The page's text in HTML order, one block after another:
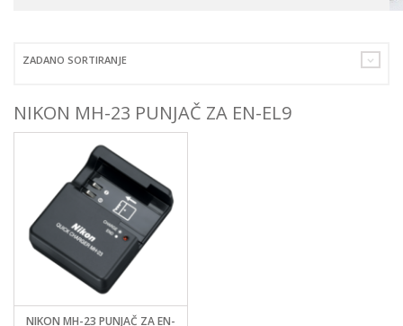
ZADANO SORTIRANJE
NIKON MH-23 PUNJAČ ZA EN-EL9
NIKON MH-23 PUNJAČ ZA EN-